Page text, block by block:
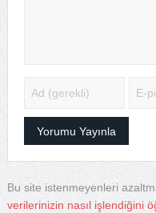
Bu site istenmeyenleri
verilerinizin nasıl işlendiğini